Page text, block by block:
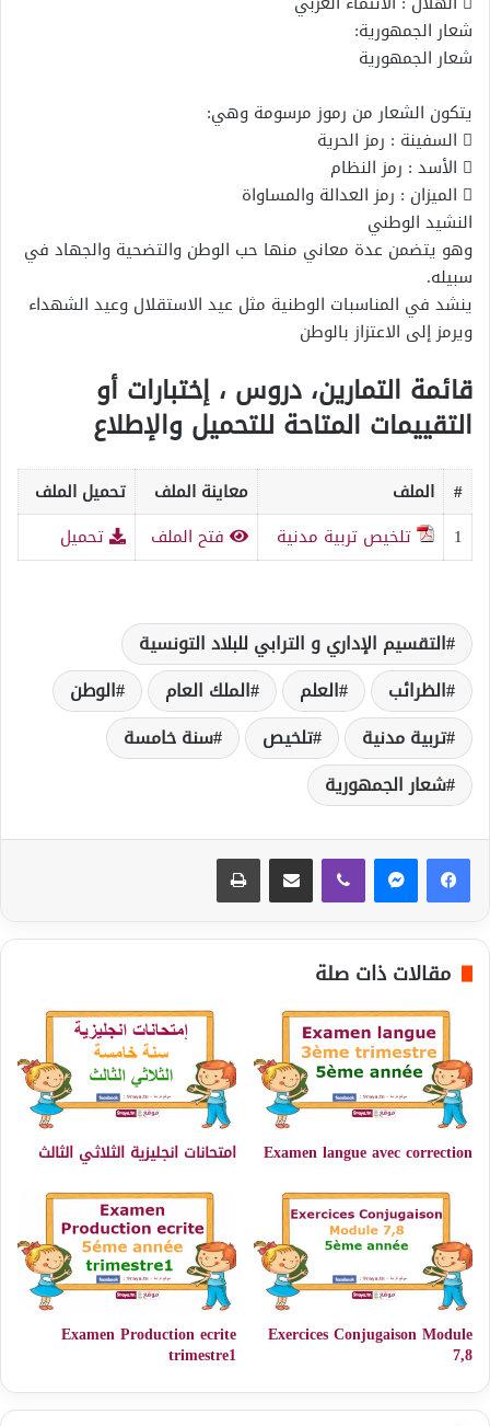
ﺷﻌﺎر اﻟﺠﻤﻬﻮرﻳﺔ:
ﺷﻌﺎر اﻟﺠﻤﻬﻮرﻳﺔ
ﻳﺘﻜﻮن اﻟﺸﻌﺎر ﻣﻦ رﻣﻮز ﻣﺮﺳﻮﻣﺔ وﻫﻲ:
 اﻟﺴﻔﻴﻨﺔ : رﻣﺰ اﻟﺤﺮﻳﺔ
 اﻷﺳﺪ : رﻣﺰ اﻟﻨﻈﺎم
 اﻟﻤﻴﺰان : رﻣﺰ اﻟﻌﺪاﻟﺔ واﻟﻤﺴﺎواة
اﻟﻨﺸﻴﺪ اﻟﻮﻃﻨﻲ
وﻫﻮ ﻳﺘﻀﻤﻦ ﻋﺪة ﻣﻌﺎﻧﻲ ﻣﻨﻬﺎ ﺣﺐ اﻟﻮﻃﻦ واﻟﺘﻀﺤﻴﺔ واﻟﺠﻬﺎد ﻓﻲ
ﺳﺒﻴﻠﻪ.
ينشد ﻓﻲ اﻟﻤﻨﺎﺳﺒﺎت اﻟﻮﻃﻨﻴﺔ ﻣﺜﻞ ﻋﻴﺪ اﻻﺳﺘﻘﻼل وﻋﻴﺪ اﻟﺸﻬﺪاء
وﻳﺮﻣﺰ إﻟﻰ اﻻﻋﺘﺰاز ﺑﺎﻟﻮﻃﻦ
قائمة التمارين، دروس ، إختبارات أو
التقييمات المتاحة للتحميل والإطلاع
# الملف معاينة الملف
تحميل الملف
1
تلخيص تربية مدنية فتح الملف تحميل
التقسيم الإداري و الترابي للبلاد التونسية
الظرائب
العلم الملك العام
الوطن
تربية مدنية
تلخيص
سنة خامسة
ﺷﻌﺎر اﻟﺠﻤﻬﻮرﻳﺔ
مقالات ذات صلة
Examen langue avec correction امتحانات انجليزية الثلاثي الثالث
Exercices Conjugaison Module
7,8
Examen Production ecrite
trimestre1